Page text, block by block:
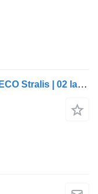
480001300 huvudbromsventil till IVECO Stralis | 02 lastbil